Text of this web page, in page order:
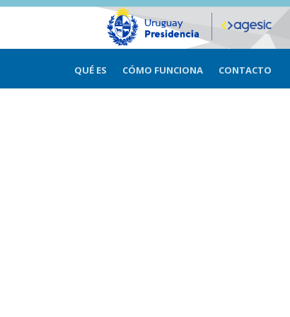
QUÉ ES CÓMO FUNCIONA CONTACTO